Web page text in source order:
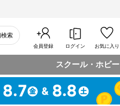
索
会員登録 ログイン お気に入り
スクール・ホビー